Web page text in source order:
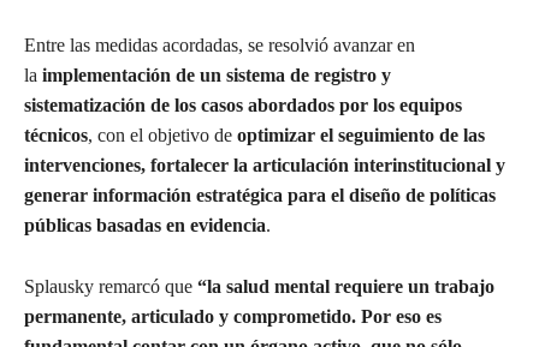
Entre las medidas acordadas, se resolvió avanzar en
la implementación de un sistema de registro y
sistematización de los casos abordados por los equipos
técnicos, con el objetivo de optimizar el seguimiento de las
intervenciones, fortalecer la articulación interinstitucional y
generar información estratégica para el diseño de políticas
públicas basadas en evidencia.
Splausky remarcó que “la salud mental requiere un trabajo
permanente, articulado y comprometido. Por eso es